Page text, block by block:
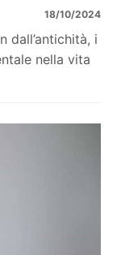
18/10/2024
dall’antichità, i
nella vita